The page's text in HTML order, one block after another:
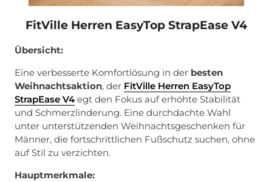
FitVille Herren EasyTop StrapEase V4
Übersicht:
Eine verbesserte Komfortlösung in der besten
Weihnachtsaktion, der FitVille Herren EasyTop
StrapEase V4 egt den Fokus auf erhöhte Stabilität
und Schmerzlinderung. Eine durchdachte Wahl
unter unterstützenden Weihnachtsgeschenken für
Männer, die fortschrittlichen Fußschutz suchen, ohne
auf Stil zu verzichten.
Hauptmerkmale: